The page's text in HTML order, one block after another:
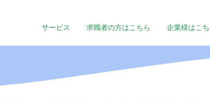
サービス 求職者の方はこちら 企業様はこ